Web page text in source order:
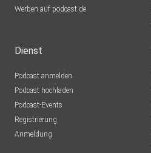
Werben auf podcast.de
Dienst
Podcast anmelden
Podcast hochladen
Podcast-Events
Registrierung
Anmeldung